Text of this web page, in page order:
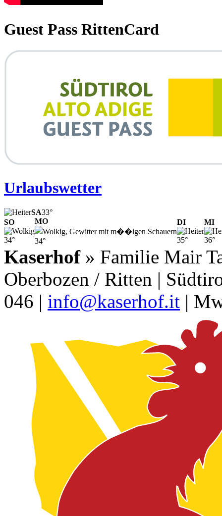
Guest Pass RittenCard
Urlaubswetter
SA33°
SO
34°
MO
34°
DI
35°
MI
36°
Kaserhof» Familie Mair
Oberbozen / Ritten |
046 | info@kaserhof.it |